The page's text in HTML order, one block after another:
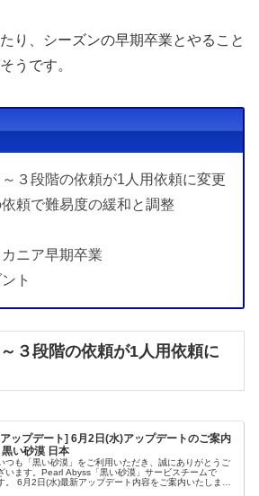
り、シーズンの早期卒業とやること
うです。
～３段階の依頼が1人用依頼に変更
依頼で難易度の緩和と調整
ニア早期卒業
ト
３段階の依頼が1人用依頼に
ップデート] 6月2日(水)アップデートのご案内
| 黒い砂漠 日本
つも「黒い砂漠」をご利用いただき、誠にありがとうご
います。Pearl Abyss「黒い砂漠」サービスチームで
。 6月2日(水)最新アップデート内容をご案内いたしま